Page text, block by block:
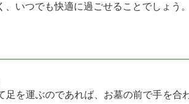
いつでも快適に過ごせることでしょう。
足を運ぶのであれば、お墓の前で手を合